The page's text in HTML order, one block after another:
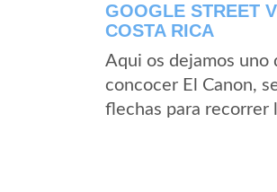
GOOGLE STREET
COSTA RICA
Aqui os dejamos uno
concocer El Canon,
flechas para recorrer